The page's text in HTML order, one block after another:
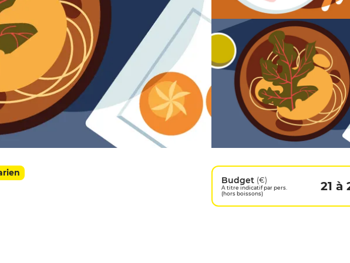
Budget (€)
A titre indicatif par pers.
(hors boissons)
21 à